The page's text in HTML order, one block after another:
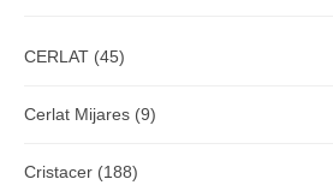
CERLAT (45)
Cerlat Mijares (9)
Cristacer (188)